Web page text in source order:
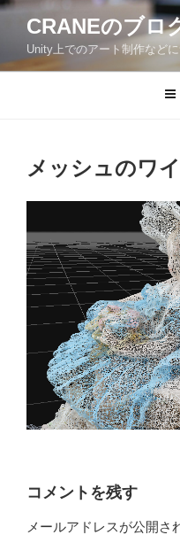
コ
ン
CRANEのブロ
Unity上でのアート制作など
メッシュのワ
コメントを残す
メールアドレスが公開さ